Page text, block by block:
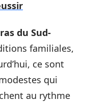
du Sud-
familiales,
ce sont
qui
au rythme